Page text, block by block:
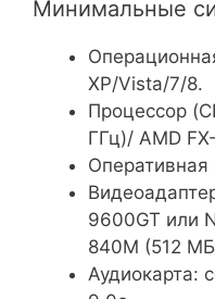
Минимальные
XP/Vista/7/8.
Процессор
ГГц)/ AMD
Оперативная
9600GT или
840M (512
Аудиокарта: